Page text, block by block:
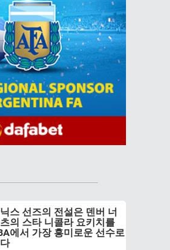
스 선즈의 전설은 덴버 너
의 스타 니콜라 요키치를
에서 가장 흥미로운 선수로